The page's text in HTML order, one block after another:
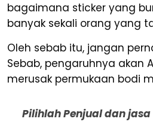
bagaimana sticker yang
banyak sekali orang yang
Oleh sebab itu, jangan
Sebab, pengaruhnya akan
merusak permukaan bodi
Pilihlah Penjual dan